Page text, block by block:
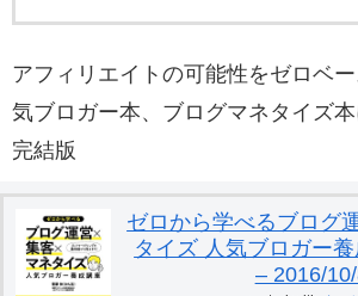
アフィリエイトの可能性をゼロベ
気ブロガー本、ブログマネタイズ
完結版
ゼロから学べるブログ
タイズ 人気ブロガー
– 2016/